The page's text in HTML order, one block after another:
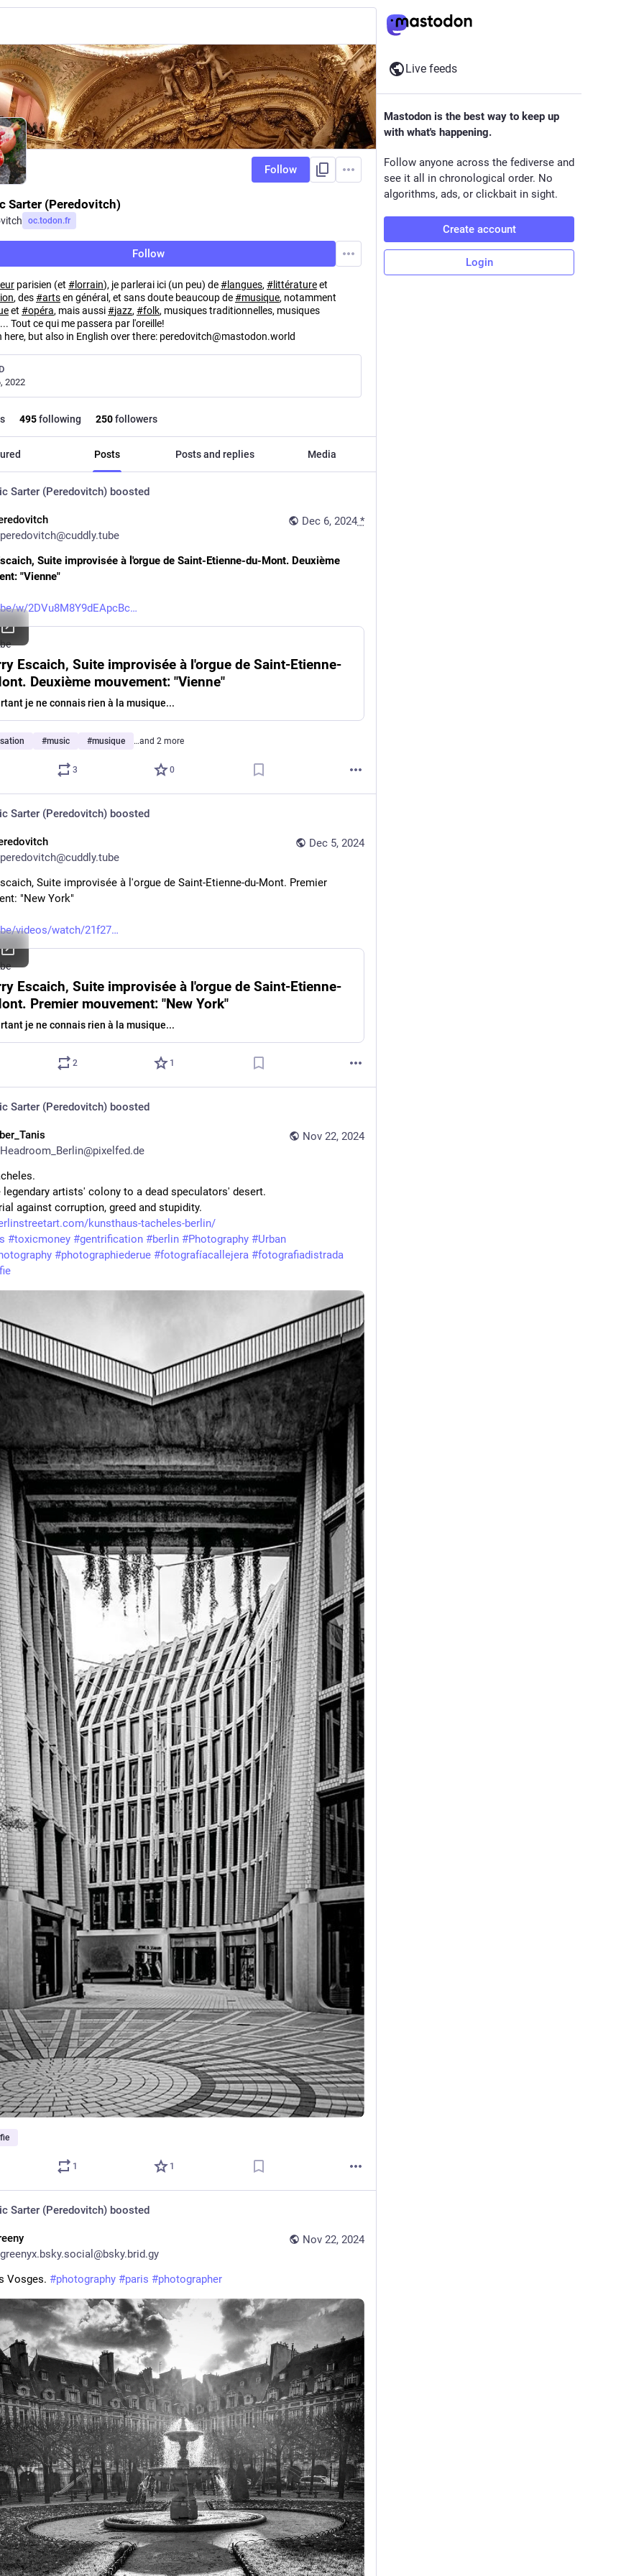
Follow
Sarter (Peredovitch)
oc.todon.fr
Follow
parisien (et #lorrain), je parlerai ici (un peu) de#langues, # littératureet
, des#artsen général, et sans doute beaucoup de#musique, notamment
et #opéra, mais aussi#jazz, #folk, musiques traditionnelles, musiques
Tout ce qui me passera par l'oreille!
here, but also in English over there: peredovitch@mastodon.world
2022
495following 250followers
Posts Posts and replies Media
Sarter (Peredovitch) boosted
Dec 6, 2024 *
Suite improvisée à l'orgue de Saint-Etienne-du-Mont. Deuxième
"Vienne"
w/2DVu8M8Y9dEApcBc
Escaich, Suite improvisée à l'orgue de Saint-Etienne-
Deuxième mouvement: "Vienne"
je ne connais rien à la musique...
#music #musique …and 2 more
3 0
Sarter (Peredovitch) boosted
Dec 5, 2024
Suite improvisée à l'orgue de Saint-Etienne-du-Mont. Premier
"New York"
videos/watch/21f27
Escaich, Suite improvisée à l'orgue de Saint-Etienne-
Premier mouvement: "New York"
je ne connais rien à la musique...
2 1
Sarter (Peredovitch) boosted
Nov 22, 2024
legendary artists' colony to a dead speculators' desert.
against corruption, greed and stupidity.
kunsthaus-tacheles-berlin/
#toxicmoney #gentrification #berlin #Photography #Urban
#photographiederue #fotografíacallejera #fotografiadistrada
1 1
Sarter (Peredovitch) boosted
Nov 22, 2024
Vosges. #photography #paris #photographer
Live feeds
Mastodon is the best way to keep up
with what's happening.
Follow anyone across the fediverse and
see it all in chronological order. No
algorithms, ads, or clickbait in sight.
Create account
Login